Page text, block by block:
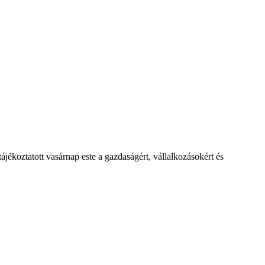
vasárnap este a gazdaságért, vállalkozásokért és